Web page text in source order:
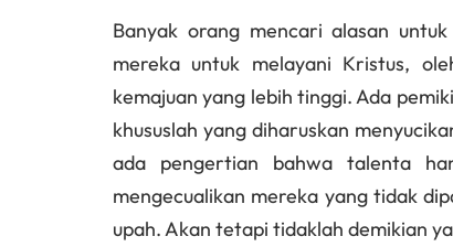
Banyak orang mencari alasan
mereka untuk melayani Kristus,
kemajuan yang lebih tinggi. Ada
khususlah yang diharuskan
ada pengertian bahwa talenta
mengecualikan mereka yang tidak
upah. Akan tetapi tidaklah demikian